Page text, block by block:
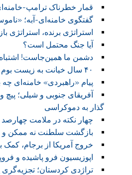
قمار خطرناک ترامپ-
گفتگوی خامنه‌ای-آبه؛
استراتژی برنده، استراتژی
آیا جنگ محتمل است؟
دشمن ما همین‌جاست! اشتباه
۴۰ سال خیانت به زیست بوم و اینک فاجعه!
پیام «راهبردی» خامنه‌ای چه
آفریقای جنوبی و شیلی؛
گذار به دموکراسی
چهار نکته در ملامت
بازگشت سلطنت نه ممکن و
خروج آمریکا از برجام، کمک
اپوزیسیون فرو پاشیده و
تراژدی کردستان؛ تجزیه‌گری